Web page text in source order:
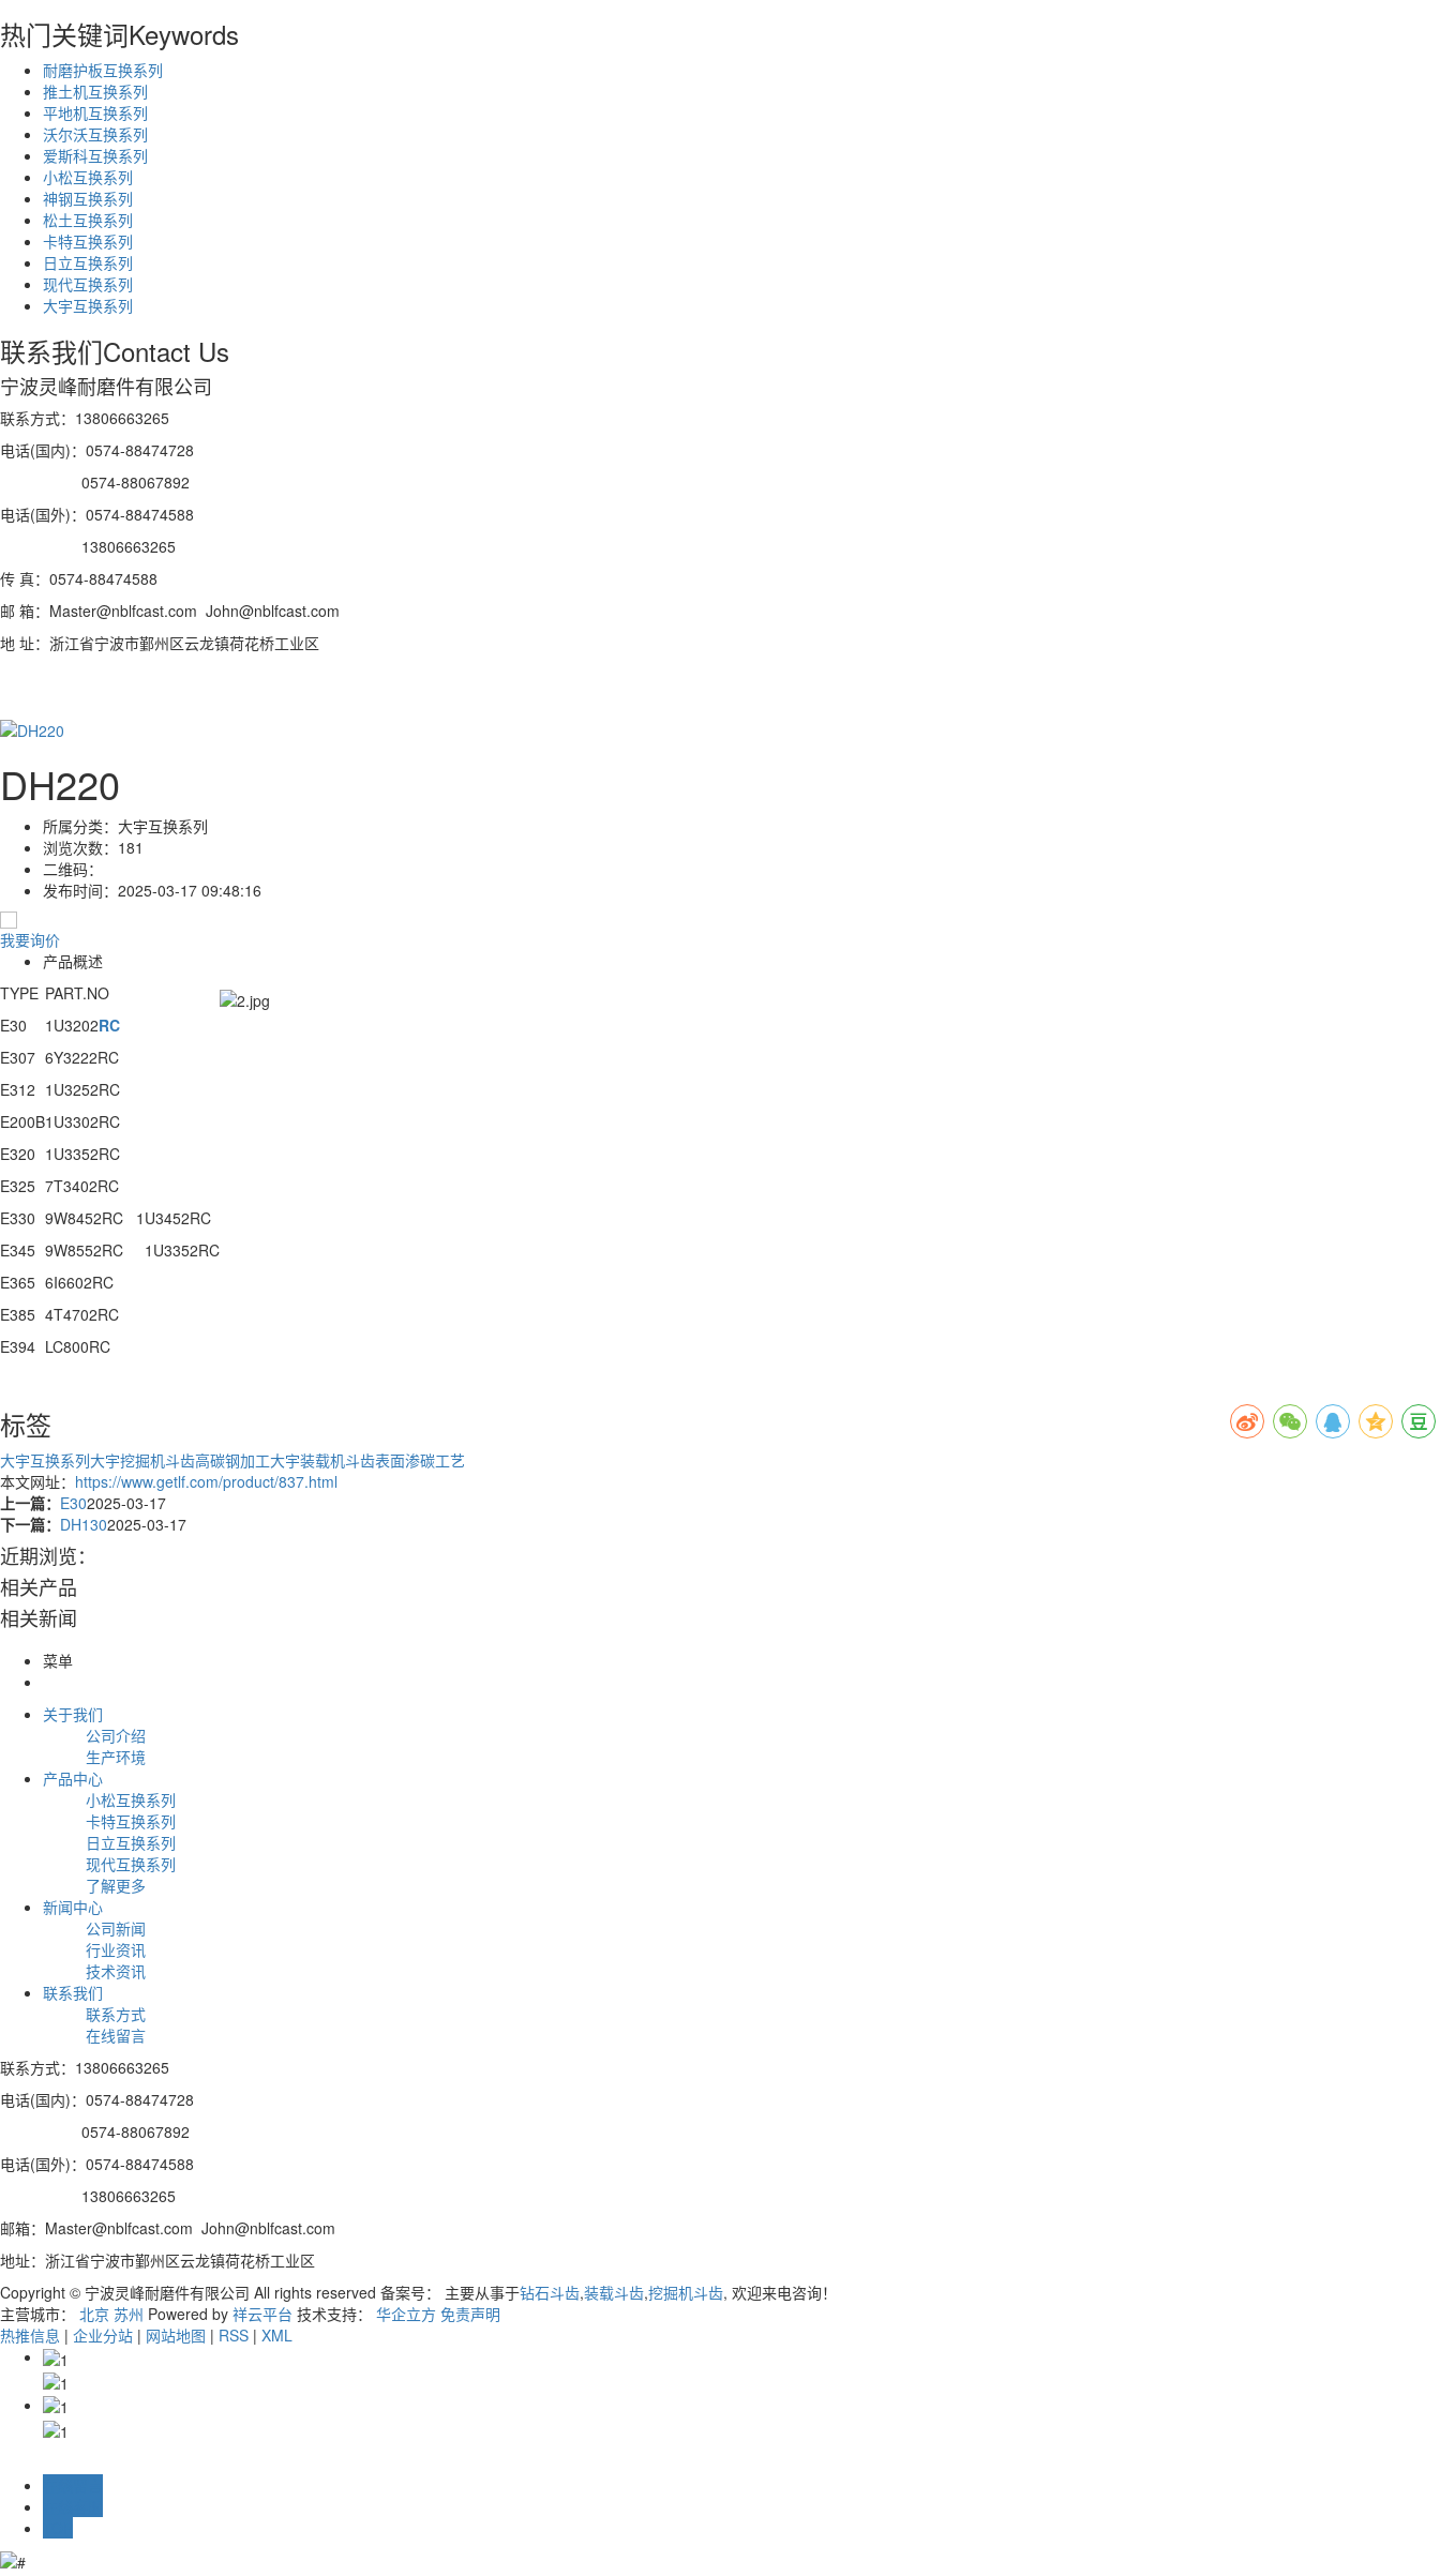
热门关键词Keywords
耐磨护板互换系列
推土机互换系列
平地机互换系列
沃尔沃互换系列
爱斯科互换系列
小松互换系列
神钢互换系列
松土互换系列
卡特互换系列
日立互换系列
现代互换系列
大宇互换系列
联系我们Contact Us
宁波灵峰耐磨件有限公司
联系方式：13806663265
电话(国内)：0574-88474728
0574-88067892
电话(国外)：0574-88474588
13806663265
传 真：0574-88474588
邮 箱：Master@nblfcast.com John@nblfcast.com
地 址：浙江省宁波市鄞州区云龙镇荷花桥工业区
DH220
所属分类： 大宇互换系列
浏览次数： 181
二维码：
发布时间： 2025-03-17 09:48:16
我要询价
产品概述
TYPE PART.NO
E30
1U3202RC
E307 6Y3222RC
E312 1U3252RC
E200B1U3302RC
E320 1U3352RC
E325 7T3402RC
E330 9W8452RC 1U3452RC
E345 9W8552RC 1U3352RC
E365 6I6602RC
E385 4T4702RC
E394 LC800RC
标签
大宇互换系列大宇挖掘机斗齿高碳钢加工大宇装载机斗齿表面渗碳工艺
本文网址： https://www.getlf.com/product/837.html
上一篇： E302025-03-17
下一篇： DH1302025-03-17
近期浏览：
相关产品
相关新闻
菜单
关于我们
公司介绍
生产环境
产品中心
小松互换系列
卡特互换系列
日立互换系列
现代互换系列
了解更多
新闻中心
公司新闻
行业资讯
技术资讯
联系我们
联系方式
在线留言
联系方式：13806663265
电话(国内)：0574-88474728
0574-88067892
电话(国外)：0574-88474588
13806663265
邮箱：Master@nblfcast.com John@nblfcast.com
地址：浙江省宁波市鄞州区云龙镇荷花桥工业区
Copyright © 宁波灵峰耐磨件有限公司 All rights reserved 备案号：
主要从事于钻石斗齿,装载斗齿,挖掘机斗齿, 欢迎来电咨询！
主营城市： 北京 苏州 Powered by 祥云平台 技术支持： 华企立方 免责声明
热推信息 | 企业分站 | 网站地图 | RSS | XML